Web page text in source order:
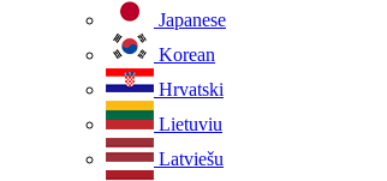
Japanese
Korean
Hrvatski
Lietuviu
Latviešu